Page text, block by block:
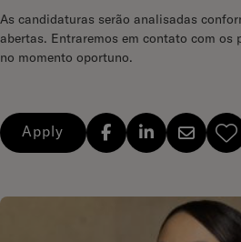
As candidaturas serão analisadas
abertas. Entraremos em contato com os
no momento oportuno.
Apply